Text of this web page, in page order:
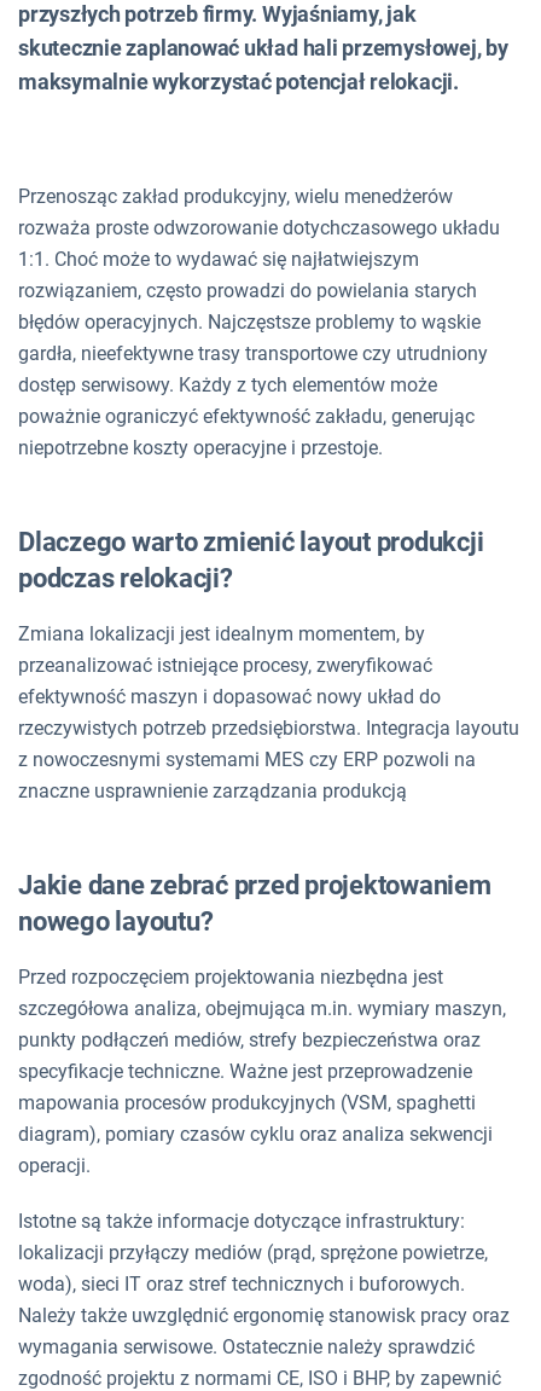
przyszłych potrzeb firmy. Wyjaśniamy, jak
skutecznie zaplanować układ hali przemysłowej, by
maksymalnie wykorzystać potencjał relokacji.
Przenosząc zakład produkcyjny, wielu menedżerów
rozważa proste odwzorowanie dotychczasowego układu
1:1. Choć może to wydawać się najłatwiejszym
rozwiązaniem, często prowadzi do powielania starych
błędów operacyjnych. Najczęstsze problemy to wąskie
gardła, nieefektywne trasy transportowe czy utrudniony
dostęp serwisowy. Każdy z tych elementów może
poważnie ograniczyć efektywność zakładu, generując
niepotrzebne koszty operacyjne i przestoje.
Dlaczego warto zmienić layout produkcji
podczas relokacji?
Zmiana lokalizacji jest idealnym momentem, by
przeanalizować istniejące procesy, zweryfikować
efektywność maszyn i dopasować nowy układ do
rzeczywistych potrzeb przedsiębiorstwa. Integracja layoutu
z nowoczesnymi systemami MES czy ERP pozwoli na
znaczne usprawnienie zarządzania produkcją
Jakie dane zebrać przed projektowaniem
nowego layoutu?
Przed rozpoczęciem projektowania niezbędna jest
szczegółowa analiza, obejmująca m.in. wymiary maszyn,
punkty podłączeń mediów, strefy bezpieczeństwa oraz
specyfikacje techniczne. Ważne jest przeprowadzenie
mapowania procesów produkcyjnych (VSM, spaghetti
diagram), pomiary czasów cyklu oraz analiza sekwencji
operacji.
Istotne są także informacje dotyczące infrastruktury:
lokalizacji przyłączy mediów (prąd, sprężone powietrze,
woda), sieci IT oraz stref technicznych i buforowych.
Należy także uwzględnić ergonomię stanowisk pracy oraz
wymagania serwisowe. Ostatecznie należy sprawdzić
zgodność projektu z normami CE, ISO i BHP, by zapewnić